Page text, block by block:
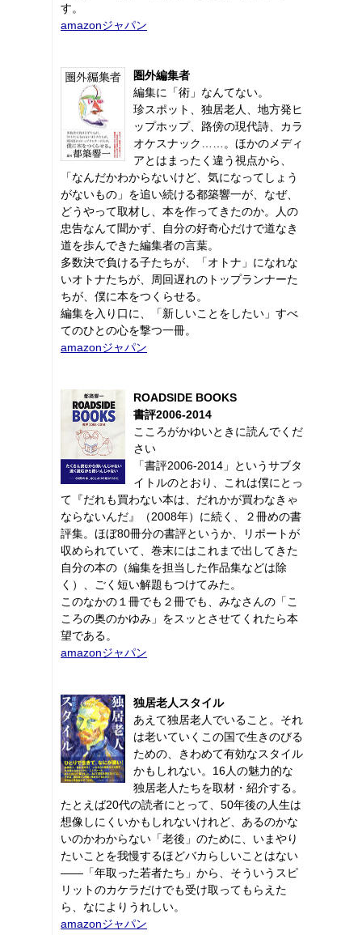
す。
amazonジャパン
圏外編集者
編集に「術」なんてない。
珍スポット、独居老人、地方発ヒ
ップホップ、路傍の現代詩、カラ
オケスナック……。ほかのメディ
アとはまったく違う視点から、
「なんだかわからないけど、気になってしょう
がないもの」を追い続ける都築響一が、なぜ、
どうやって取材し、本を作ってきたのか。人の
忠告なんて聞かず、自分の好奇心だけで道なき
道を歩んできた編集者の言葉。
多数決で負ける子たちが、「オトナ」になれな
いオトナたちが、周回遅れのトップランナーた
ちが、僕に本をつくらせる。
編集を入り口に、「新しいことをしたい」すべ
てのひとの心を撃つ一冊。
amazonジャパン
ROADSIDE BOOKS
書評2006-2014
こころがかゆいときに読んでくだ
さい
「書評2006-2014」というサブタ
イトルのとおり、これは僕にとっ
て『だれも買わない本は、だれかが買わなきゃ
ならないんだ』（2008年）に続く、２冊めの書
評集。ほぼ80冊分の書評というか、リポートが
収められていて、巻末にはこれまで出してきた
自分の本の（編集を担当した作品集などは除
く）、ごく短い解題もつけてみた。
このなかの１冊でも２冊でも、みなさんの「こ
ころの奥のかゆみ」をスッとさせてくれたら本
望である。
amazonジャパン
独居老人スタイル
あえて独居老人でいること。それ
は老いていくこの国で生きのびる
ための、きわめて有効なスタイル
かもしれない。16人の魅力的な
独居老人たちを取材・紹介する。
たとえば20代の読者にとって、50年後の人生は
想像しにくいかもしれないけれど、あるのかな
いのかわからない「老後」のために、いまやり
たいことを我慢するほどバカらしいことはない
――「年取った若者たち」から、そういうスピ
リットのカケラだけでも受け取ってもらえた
ら、なによりうれしい。
amazonジャパン